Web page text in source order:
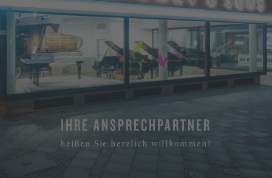
IHRE ANSPRECHPARTNER
heißen Sie herzlich willkommen!